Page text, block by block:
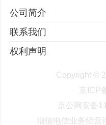
公司简介
联系我们
权利声明
Copyright ©
京ICP
京公网安备
增值电信业务经营